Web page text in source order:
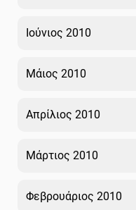
Ιούνιος 2010
Μάιος 2010
Απρίλιος 2010
Μάρτιος 2010
Φεβρουάριος 2010